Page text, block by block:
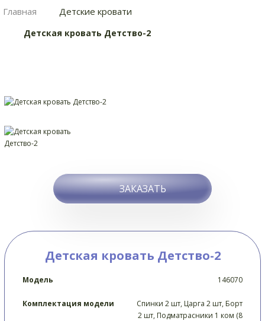
Главная Детские кровати
Детская кровать Детство-2
ЗАКАЗАТЬ
Детская кровать Детство-2
Модель 146070
Комплектация модели
Спинки 2 шт, Царга 2 шт, Борт
2 шт, Подматрасники 1 ком (8